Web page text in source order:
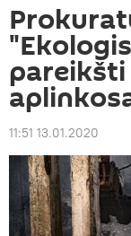
pareikšti
11:51 13.01.2020